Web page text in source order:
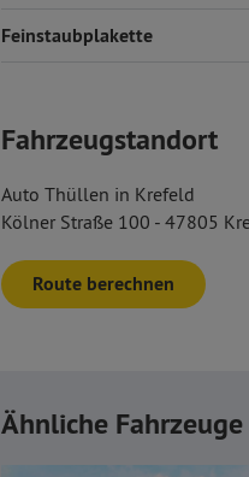
Feinstaubplakette
Fahrzeugstandort
Auto Thüllen in Krefeld
Kölner Straße 100 - 47805
Route berechnen
Ähnliche Fahrzeuge